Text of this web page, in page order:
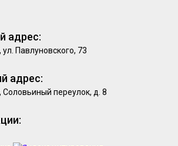
адрес:
ул. Павлуновского, 73
адрес:
Соловьиный переулок, д. 8